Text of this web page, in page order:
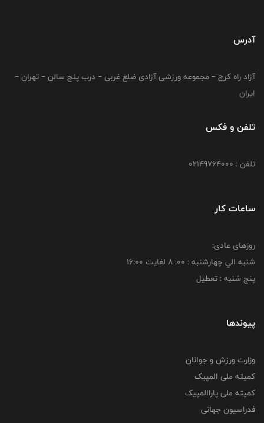
آدرس
آزاد راه کرج – مجموعه ورزشی آزادی ضلع غربی – درب پنج سالن – تهران –
ایران
تلفن و فکس
تلفن : 02149764000
ساعات کار
روزهای عادی:
شنبه الي چهارشنبه : 00: 8 لغايت 16:00
پنج شنبه : تعطیل
پیوندها
وزارت ورزش و جوانان
کمیته ملی المپیک
کمیته ملی پاراالمپیک
فدراسیون جهانی